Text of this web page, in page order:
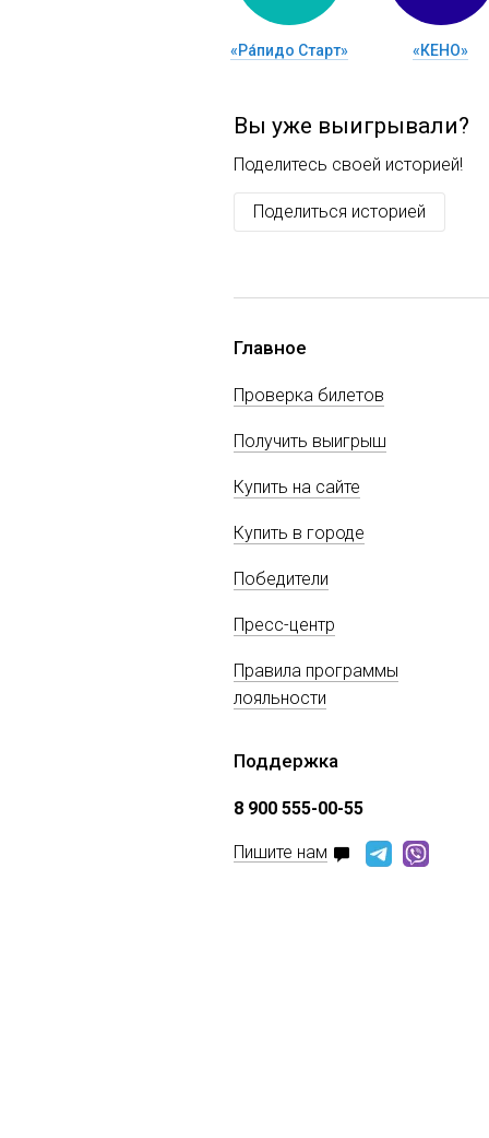
«Ра́пидо Старт» «КЕНО»
Вы уже выигрывали?
Поделитесь своей историей!
Поделиться историей
Главное
Проверка билетов
Получить выигрыш
Купить на сайте
Купить в городе
Победители
Пресс-центр
Правила программы
лояльности
Поддержка
8 900 555-00-55
Пишите нам